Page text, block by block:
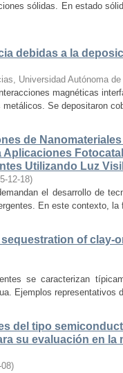
sólidas. En estado
debidas a la
Universidad Autónoma
magnéticas
Se depositaron
de Nanomateriales
Utilizando Luz
12-18)
el desarrollo de
En este contexto,
of clay-
se caracterizan
Ejemplos representativos
del tipo
su evaluación en la
)